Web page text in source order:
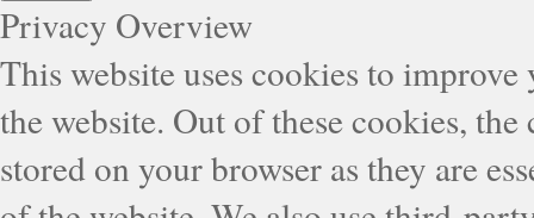
Privacy Overview
This website uses cookies to
the website. Out of these cookies,
stored on your browser as they are